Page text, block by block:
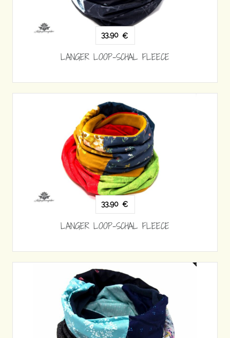
33,90 €
LANGER LOOP-SCHAL FLEECE
33,90 €
LANGER LOOP-SCHAL FLEECE